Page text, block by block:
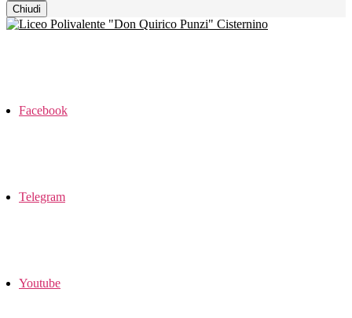
Chiudi
Facebook
Telegram
Youtube